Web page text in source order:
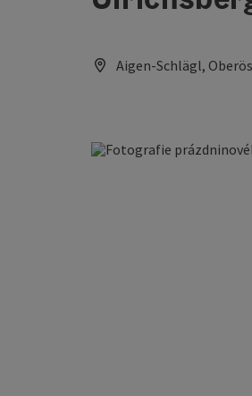
Aigen-Schlägl,